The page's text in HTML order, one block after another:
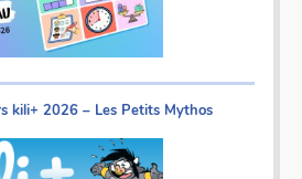
kili+ 2026 – Les Petits Mythos